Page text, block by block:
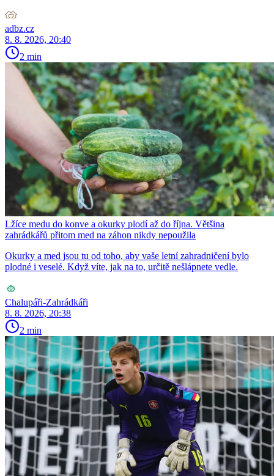
adbz.cz
8. 8. 2026, 20:40
2 min
Lžíce medu do konve a okurky plodí až do října. Většina
zahrádkářů přitom med na záhon nikdy nepoužila
Okurky a med jsou tu od toho, aby vaše letní zahradničení bylo
plodné i veselé. Když víte, jak na to, určitě nešlápnete vedle.
Chalupáři-Zahrádkáři
8. 8. 2026, 20:38
2 min